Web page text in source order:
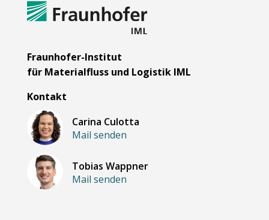
Fraunhofer-Institut
für Materialfluss und Logistik IML
Kontakt
Carina Culotta
Mail senden
Tobias Wappner
Mail senden